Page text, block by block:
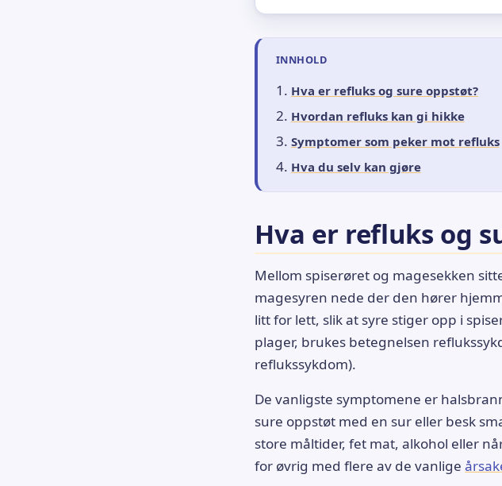
INNHOLD
Hva er refluks og sure oppstøt?
Hvordan refluks kan gi hikke
Symptomer som peker mot refluks
Hva du selv kan gjøre
Hva er refluks og
Mellom spiserøret og magesekken
magesyren nede der den hører
litt for lett, slik at syre stiger opp i
plager, brukes betegnelsen
reflukssykdom).
De vanligste symptomene er
sure oppstøt med en sur eller besk
store måltider, fet mat, alkohol eller
for øvrig med flere av de vanlige